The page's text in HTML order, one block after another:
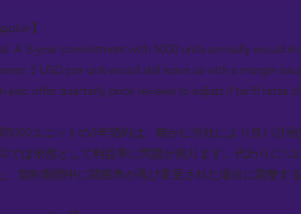
】:
A 3-year commitment with 5000 units annually would
5 USD per unit would still leave us with a margin
also offer quarterly price reviews to adjust if tariff rates
5000ユニットの3年契約は、確かに当社により良い計
では依然として利益率に問題が残ります。代わりに1
、契約期間中に関税率が再び変更された場合に調整す